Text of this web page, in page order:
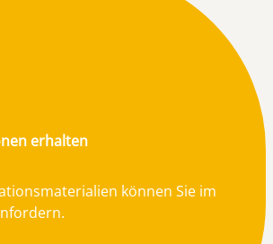
erhalten
können Sie im